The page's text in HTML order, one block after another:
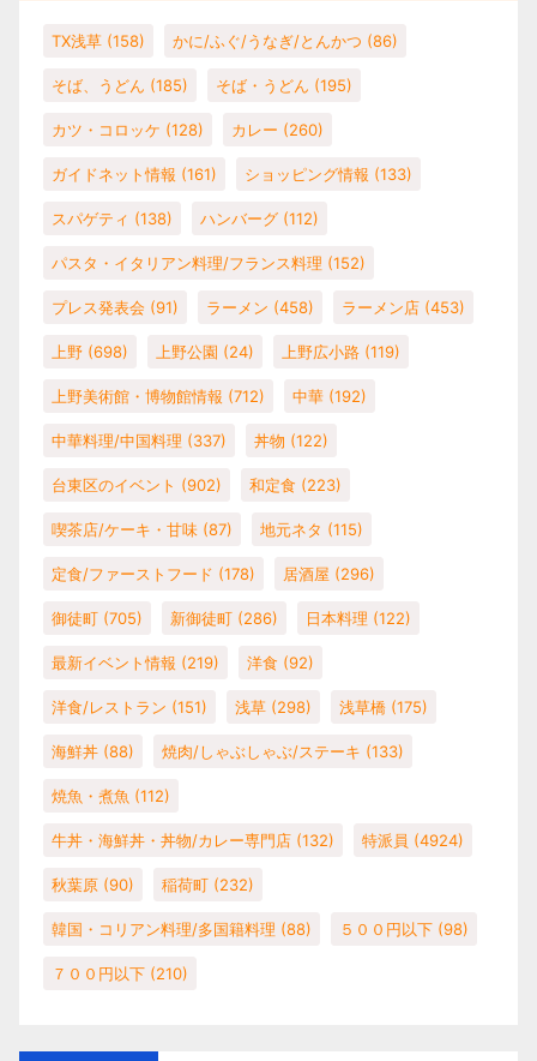
TX浅草 (158) かに/ふぐ/うなぎ/とんかつ (86)
そば、うどん (185) そば・うどん (195)
カツ・コロッケ (128) カレー (260)
ガイドネット情報 (161) ショッピング情報 (133)
スパゲティ (138) ハンバーグ (112)
パスタ・イタリアン料理/フランス料理 (152)
プレス発表会 (91) ラーメン (458) ラーメン店 (453)
上野 (698) 上野公園 (24) 上野広小路 (119)
上野美術館・博物館情報 (712) 中華 (192)
中華料理/中国料理 (337) 丼物 (122)
台東区のイベント (902) 和定食 (223)
喫茶店/ケーキ・甘味 (87) 地元ネタ (115)
定食/ファーストフード (178) 居酒屋 (296)
御徒町 (705) 新御徒町 (286) 日本料理 (122)
最新イベント情報 (219) 洋食 (92)
洋食/レストラン (151) 浅草 (298) 浅草橋 (175)
海鮮丼 (88) 焼肉/しゃぶしゃぶ/ステーキ (133)
焼魚・煮魚 (112)
牛丼・海鮮丼・丼物/カレー専門店 (132) 特派員 (4924)
秋葉原 (90) 稲荷町 (232)
韓国・コリアン料理/多国籍料理 (88) ５００円以下 (98)
７００円以下 (210)